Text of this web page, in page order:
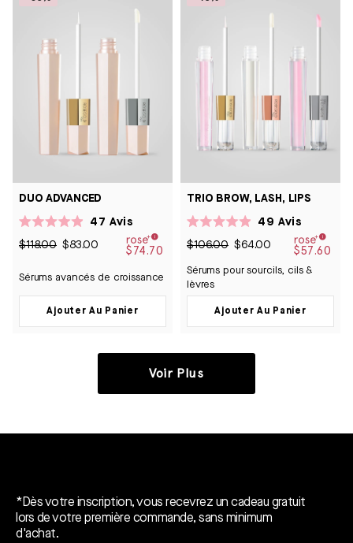
DUO ADVANCED
4.9
étoiles
47 Avis
$118.00 $83.00 $74.70
Sérums avancés de croissance
Ajouter Au Panier
TRIO BROW, LASH, LIPS
4.9
5
étoiles
49 Avis
$106.00 $64.00 $57.60
Sérums pour sourcils, cils &
lèvres
Ajouter Au Panier
Voir Plus
*Dès votre inscription, vous recevrez un cadeau gratuit
lors de votre première commande, sans minimum
d'achat.